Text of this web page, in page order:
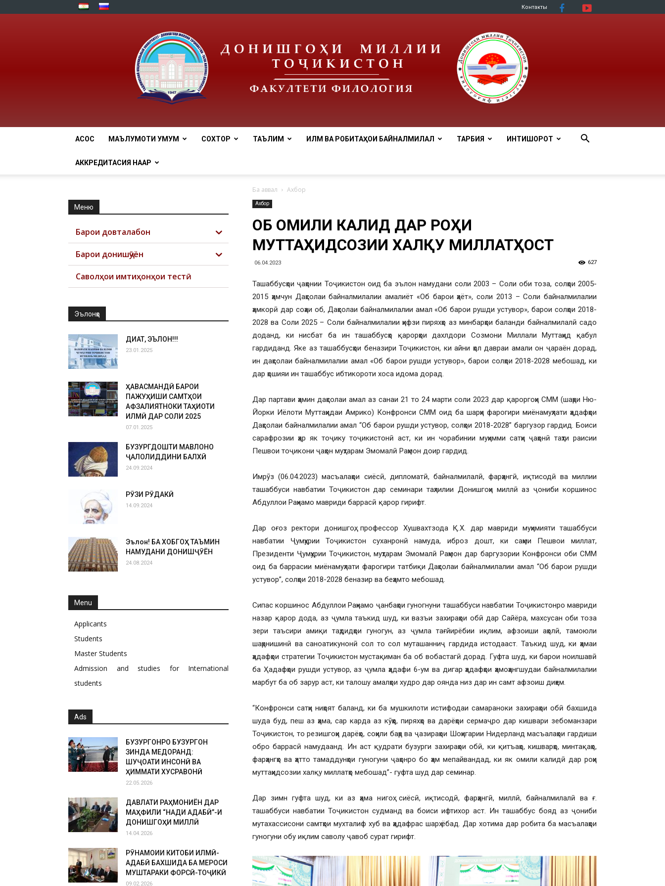
Контакты
АСОСӢ МАЪЛУМОТИ УМУМӢ СОХТОР ТАЪЛИМ ИЛМ ВА РОБИТАҲОИ БАЙНАЛМИЛАЛӢ ТАРБИЯ ИНТИШОРОТ
АККРЕДИТАСИЯ НААР
Ба аввал Ахбор
Ахбор
ОБ ОМИЛИ КАЛИДӢ ДАР РОҲИ
МУТТАҲИДСОЗИИ ХАЛҚУ МИЛЛАТҲОСТ
06.04.2023 627
Ташаббусҳои ҷаҳонии Тоҷикистон оид ба эълон намудани соли 2003 – Соли оби тоза, солҳои 2005-
2015 ҳамчун Даҳсолаи байналмилалии амалиёт «Об барои ҳаёт», соли 2013 – Соли байналмилалии
ҳамкорӣ дар соҳаи об, Даҳсолаи байналмилалии амал «Об барои рушди устувор», барои солҳои 2018-
2028 ва Соли 2025 – Соли байналмилалии ҳифзи пиряхҳо аз минбарҳои баланди байналмилалӣ садо
доданд, ки нисбат ба ин ташаббусҳо қарорҳои дахлдори Созмони Миллали Муттаҳид қабул
гардиданд. Яке аз ташаббусҳои беназири Тоҷикистон, ки айни ҳол давраи амали он ҷараён дорад,
ин даҳсолаи байналмилалии амал «Об барои рушди устувор», барои солҳои 2018-2028 мебошад, ки
дар ҳошияи ин ташаббус ибтикороти хоса идома дорад.
Дар партави ҳамин даҳсолаи амал аз санаи 21 то 24 марти соли 2023 дар қароргоҳи СММ (шаҳри Ню-
Йорки Иёлоти Муттаҳидаи Амрико) Конфронси СММ оид ба шарҳи фарогири миёнамуҳлати ҳадафҳои
Даҳсолаи байналмилалии амал “Об барои рушди устувор, солҳои 2018-2028” баргузор гардид. Боиси
сарафрозии ҳар як тоҷику тоҷикистонӣ аст, ки ин чорабинии муҳимми сатҳи ҷаҳонӣ таҳти раисии
Пешвои тоҷикони ҷаҳон муҳтарам Эмомалӣ Раҳмон доир гардид.
Имрӯз (06.04.2023) масъалаҳои сиёсӣ, дипломатӣ, байналмилалӣ, фарҳангӣ, иқтисодӣ ва миллии
ташаббуси навбатии Тоҷикистон дар семинари таҳлилии Донишгоҳи миллӣ аз ҷониби коршинос
Абдуллои Раҳнамо мавриди баррасӣ қарор гирифт.
Дар оғоз ректори донишгоҳ, профессор Хушвахтзода Қ.Х. дар мавриди муҳимияти ташаббуси
навбатии Ҷумҳурии Тоҷикистон суханронӣ намуда, иброз дошт, ки саҳми Пешвои миллат,
Президенти Ҷумҳурии Тоҷикистон, муҳтарам Эмомалӣ Раҳмон дар баргузории Конфронси оби СММ
оид ба баррасии миёнамуҳлати фарогири татбиқи Даҳсолаи байналмилалии амал “Об барои рушди
устувор”, солҳои 2018-2028 беназир ва беҳамто мебошад.
Сипас коршинос Абдуллои Раҳнамо ҷанбаҳои гуногнуни ташаббуси навбатии Тоҷикистонро мавриди
назар қарор дода, аз ҷумла таъкид шуд, ки вазъи захираҳои обӣ дар Сайёра, махсусан оби тоза
зери таъсири амиқи таҳдидҳои гуногун, аз ҷумла тағйирёбии иқлим, афзоиши аҳолӣ, тамоюли
шаҳрнишинӣ ва саноатикунонӣ сол то сол муташанниҷ гардида истодааст. Таъкид шуд, ки ҳамаи
ҳадафҳои стратегии Тоҷикистон мустақиман ба об вобастагӣ дорад. Гуфта шуд, ки барои ноилшавӣ
ба Ҳадафҳои рушди устувор, аз ҷумла ҳадафи 6-ум ва дигар ҳадафҳои ҳамоҳангшудаи байналмилалии
марбут ба об зарур аст, ки талошу амалҳои худро дар оянда низ дар ин самт афзоиш диҳем.
“Конфронси сатҳи ниҳоят баланд, ки ба мушкилоти истифодаи самараноки захираҳои обӣ бахшида
шуда буд, пеш аз ҳама, сар карда аз кӯҳҳо, пиряхҳо ва дарёҳои сермаҷро дар кишвари зебоманзари
Тоҷикистон, то резишгоҳи дарёҳо, соҳили баҳр ва ҷазираҳои Шоҳигарии Нидерланд масъалаҳои гардиши
обро баррасӣ намудаанд. Ин аст қудрати бузурги захираҳои обӣ, ки қитъаҳо, кишварҳо, минтақаҳо,
фарҳангҳо ва ҳатто тамаддунҳои гуногуни ҷаҳонро бо ҳам мепайвандад, ки як омили калидӣ дар роҳи
муттаҳидсозии халқу миллатҳо мебошад”- гуфта шуд дар семинар.
Дар зимн гуфта шуд, ки аз ҳама нигоҳ: сиёсӣ, иқтисодӣ, фарҳангӣ, миллӣ, байналмилалӣ ва ғ.
ташаббуси навбатии Тоҷикистон судманд ва боиси ифтихор аст. Ин ташаббус бояд аз ҷониби
мутахассисони самтҳои мухталиф хуб ва ҳадафрас шарҳ ёбад. Дар хотима дар робита ба масъалаҳои
гуногуни обу иқлим саволу ҷавоб сурат гирифт.
Меню
Барои довталабон
Барои донишҷӯён
Саволҳои имтиҳонҳои тестӣ
Эълонҳо
ДИҚҚАТ, ЭЪЛОН!!!
23.01.2025
ҲАВАСМАНДӢ БАРОИ
ПАЖУҲИШИ САМТҲОИ
АФЗАЛИЯТНОКИ ТАҲҚИҚОТИ
ИЛМӢ ДАР СОЛИ 2025
07.01.2025
БУЗУРГДОШТИ МАВЛОНО
ҶАЛОЛИДДИНИ БАЛХӢ
24.09.2024
РӮЗИ РӮДАКӢ
14.09.2024
Эълон! БА ХОБГОҲ ТАЪМИН
НАМУДАНИ ДОНИШҶӮЁН
24.08.2024
Menu
Applicants
Students
Master Students
Admission and studies for International
students
Ads
БУЗУРГОНРО БУЗУРГОН
ЗИНДА МЕДОРАНД:
ШУҶОАТИ ИНСОНӢ ВА
ҲИММАТИ ХУСРАВОНӢ
22.05.2026
ДАВЛАТИ РАҲМОНИЁН ДАР
МАҲФИЛИ “НАҚДИ АДАБӢ”-И
ДОНИШГОҲИ МИЛЛӢ
14.04.2026
РӮНАМОИИ КИТОБИ ИЛМӢ-
АДАБӢ БАХШИДА БА МЕРОСИ
МУШТАРАКИ ФОРСӢ-ТОҶИКӢ
09.02.2026